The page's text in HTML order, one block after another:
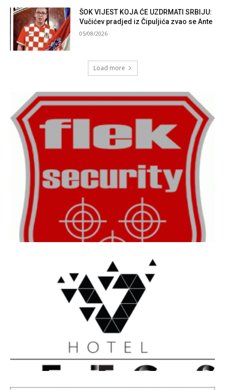
ŠOK VIJEST KOJA ĆE UZDRMATI SRBIJU:
Vučićev pradjed iz Čipuljića zvao se Ante
05/08/2026
Load more